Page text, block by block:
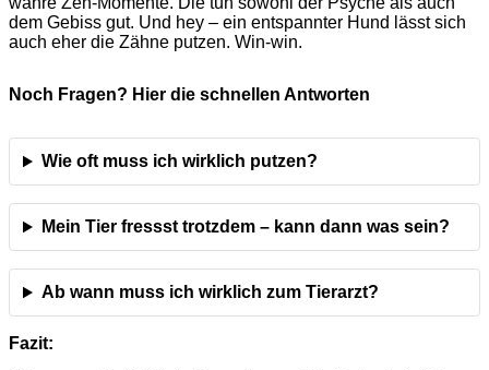
dem Gebiss gut. Und hey – ein entspannter Hund lässt sich
auch eher die Zähne putzen. Win-win.
Noch Fragen? Hier die schnellen Antworten
Wie oft muss ich wirklich putzen?
Mein Tier fressst trotzdem – kann dann was sein?
Ab wann muss ich wirklich zum Tierarzt?
Fazit: